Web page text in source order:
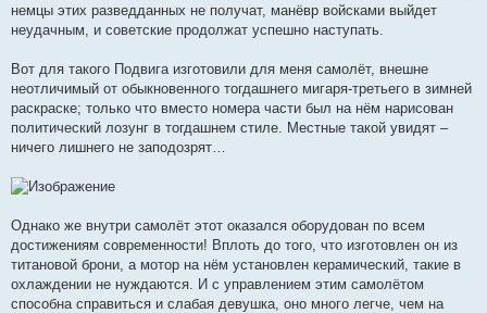
немцы этих разведданных не получат, манёвр войсками выйдет
неудачным, и советские продолжат успешно наступать.
Вот для такого Подвига изготовили для меня самолёт, внешне
неотличимый от обыкновенного тогдашнего мигаря-третьего в зимней
раскраске; только что вместо номера части был на нём нарисован
политический лозунг в тогдашнем стиле. Местные такой увидят –
ничего лишнего не заподозрят…
Однако же внутри самолёт этот оказался оборудован по всем
достижениям современности! Вплоть до того, что изготовлен он из
титановой брони, а мотор на нём установлен керамический, такие в
охлаждении не нуждаются. И с управлением этим самолётом
способна справиться и слабая девушка, оно много легче, чем на